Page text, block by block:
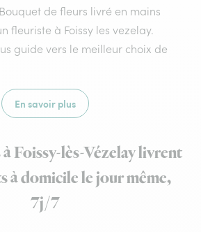
de fleurs livré en mains
fleuriste à Foissy les vezelay.
guide vers le meilleur choix de
En savoir plus
Foissy-lès-Vézelay livrent
à domicile le jour même,
7j/7